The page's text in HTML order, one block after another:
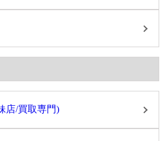
店/買取専門)